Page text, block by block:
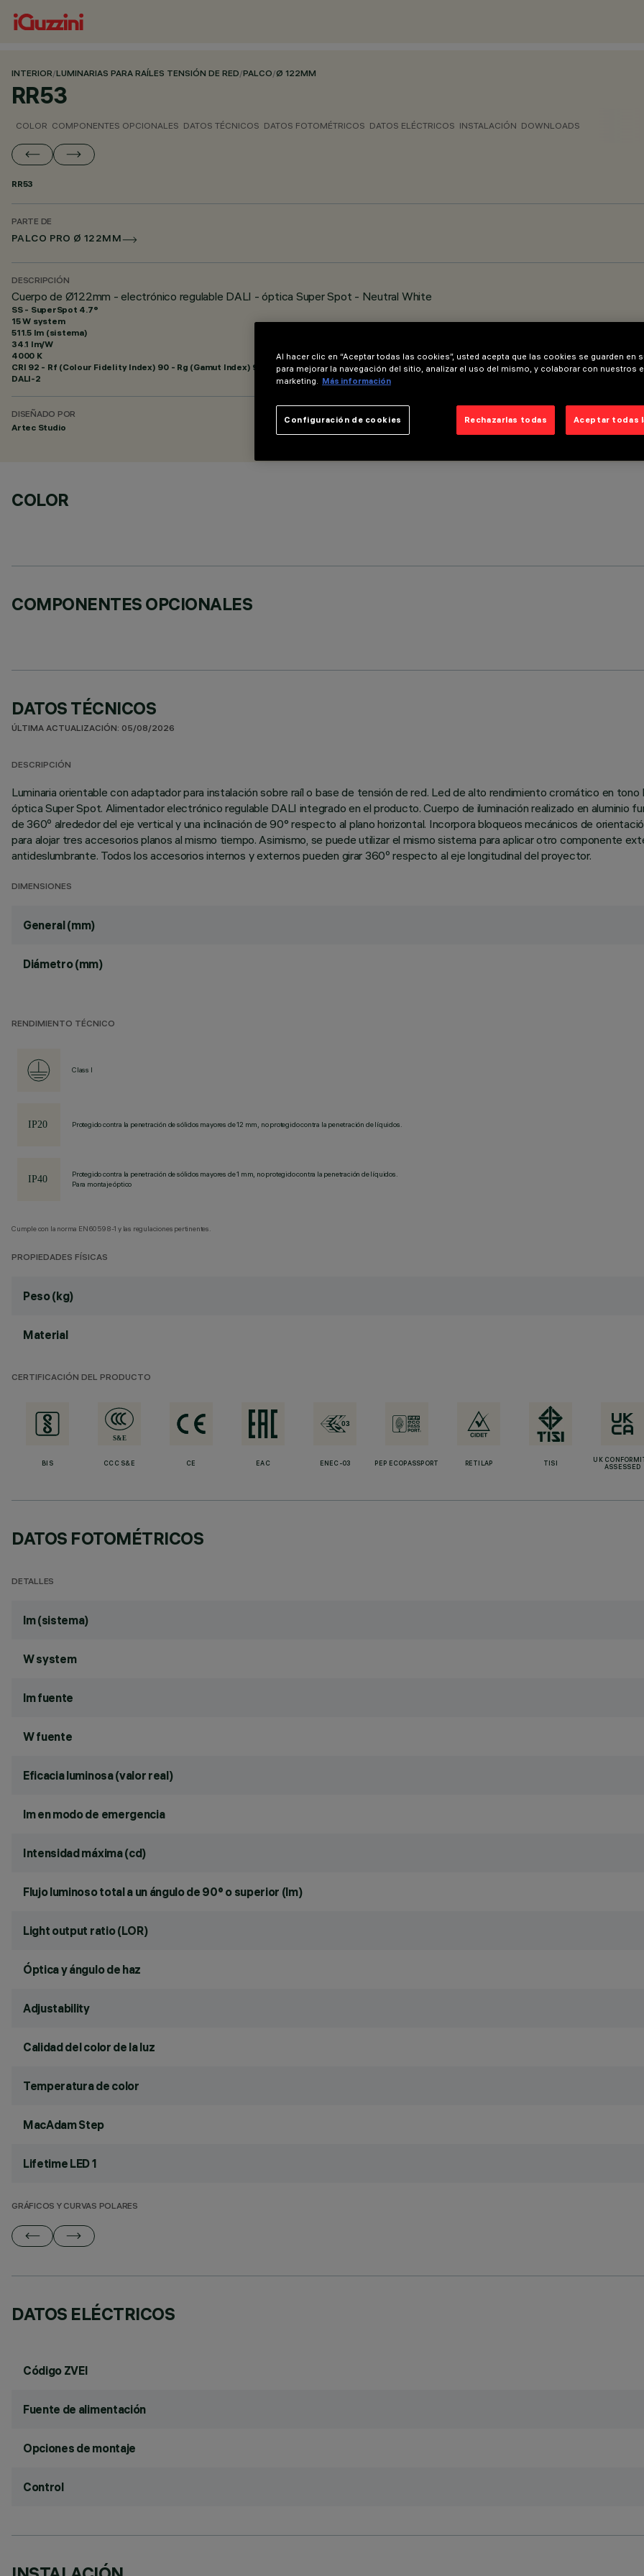
INTERIOR/LUMINARIAS PARA RAÍLES TENSIÓN DE RED/PALCO/Ø 122MM
RR53
COLOR COMPONENTES OPCIONALES DATOS TÉCNICOS DATOS FOTOMÉTRICOS DATOS ELÉCTRICOS INSTALACIÓN DOWNLOADS
RR53
PARTE DE
PALCO PRO Ø 122MM
DESCRIPCIÓN
Cuerpo de Ø122mm - electrónico regulable DALI - óptica Super Spot - Neutral White
SS - SuperSpot 4.7°
15 W system
511.5 lm (sistema)
34.1 lm/W
4000 K
CRI 92 - Rf (Colour Fidelity Index) 90 - Rg (Gamut Index) 98
DALI-2
DISEÑADO POR
Artec Studio
COLOR
COMPONENTES OPCIONALES
DATOS TÉCNICOS
ÚLTIMA ACTUALIZACIÓN: 05/08/2026
DESCRIPCIÓN
Luminaria orientable con adaptador para instalación sobre raíl o base de tensión de red. Led de alto rendimiento cromático en
óptica Super Spot. Alimentador electrónico regulable DALI integrado en el producto. Cuerpo de iluminación realizado en aluminio
de 360º alrededor del eje vertical y una inclinación de 90° respecto al plano horizontal. Incorpora bloqueos mecánicos de
para alojar tres accesorios planos al mismo tiempo. Asimismo, se puede utilizar el mismo sistema para aplicar otro componente
antideslumbrante. Todos los accesorios internos y externos pueden girar 360º respecto al eje longitudinal del proyector.
DIMENSIONES
General (mm)
Diámetro (mm)
RENDIMIENTO TÉCNICO
Class I
Protegido contra la penetración de sólidos mayores de 12 mm, no protegido contra la penetración de líquidos.
Protegido contra la penetración de sólidos mayores de 1 mm, no protegido contra la penetración de líquidos.
Para montaje óptico
Cumple con la norma EN60598-1 y las regulaciones pertinentes.
PROPIEDADES FÍSICAS
Peso (kg)
Material
CERTIFICACIÓN DEL PRODUCTO
BIS CCC S&E CE EAC ENEC-03 PEP ECOPASSPORT RETILAP TISI
UK
ASSESSED
DATOS FOTOMÉTRICOS
DETALLES
lm (sistema)
W system
lm fuente
W fuente
Eficacia luminosa (valor real)
lm en modo de emergencia
Intensidad máxima (cd)
Flujo luminoso total a un ángulo de 90° o superior (lm)
Light output ratio (LOR)
Óptica y ángulo de haz
Adjustability
Calidad del color de la luz
Temperatura de color
MacAdam Step
Lifetime LED 1
GRÁFICOS Y CURVAS POLARES
DATOS ELÉCTRICOS
Código ZVEI
Fuente de alimentación
Opciones de montaje
Control
Al hacer clic en “Aceptar todas las cookies”, usted acepta que las cookies se guarden en
para mejorar la navegación del sitio, analizar el uso del mismo, y colaborar con nuestros
marketing. Más información
Rechazarlas todas Aceptar todas
Configuración de cookies